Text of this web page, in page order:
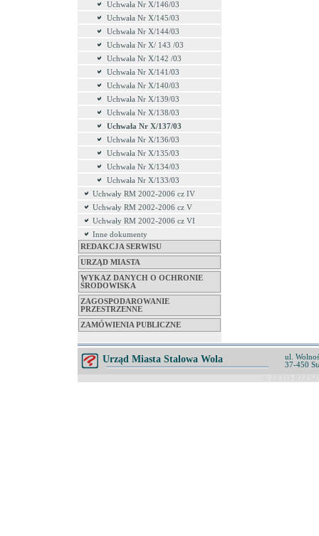
Uchwała Nr X/146/03
Uchwała Nr X/145/03
Uchwała Nr X/144/03
Uchwała Nr X/ 143 /03
Uchwała Nr X/142 /03
Uchwała Nr X/141/03
Uchwała Nr X/140/03
Uchwała Nr X/139/03
Uchwała Nr X/138/03
Uchwała Nr X/137/03
Uchwała Nr X/136/03
Uchwała Nr X/135/03
Uchwała Nr X/134/03
Uchwała Nr X/133/03
Uchwały RM 2002-2006 cz IV
Uchwały RM 2002-2006 cz V
Uchwały RM 2002-2006 cz VI
Inne dokumenty
REDAKCJA SERWISU
URZĄD MIASTA
WYKAZ DANYCH O OCHRONIE
ŚRODOWISKA
ZAGOSPODAROWANIE
PRZESTRZENNE
ZAMÓWIENIA PUBLICZNE
Urząd Miasta Stalowa Wola
ul.
37-450